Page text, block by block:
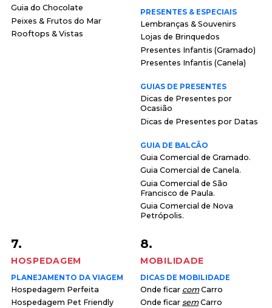
Guia do Chocolate
Peixes & Frutos do Mar
Rooftops & Vistas
PRESENTES & ESPECIAIS
Lembranças & Souvenirs
Lojas de Brinquedos
Presentes Infantis (Gramado)
Presentes Infantis (Canela)
GUIAS DE PRESENTES
Dicas de Presentes por
Ocasião
Dicas de Presentes por Datas
GUIA DE BALCÃO
Guia Comercial de Gramado.
Guia Comercial de Canela.
Guia Comercial de São
Francisco de Paula.
Guia Comercial de Nova
Petrópolis.
7.
HOSPEDAGEM
PLANEJAMENTO DA VIAGEM
Hospedagem Perfeita
Hospedagem Pet Friendly
8.
MOBILIDADE
DICAS DE MOBILIDADE
Onde ficar comCarro
Onde ficar semCarro